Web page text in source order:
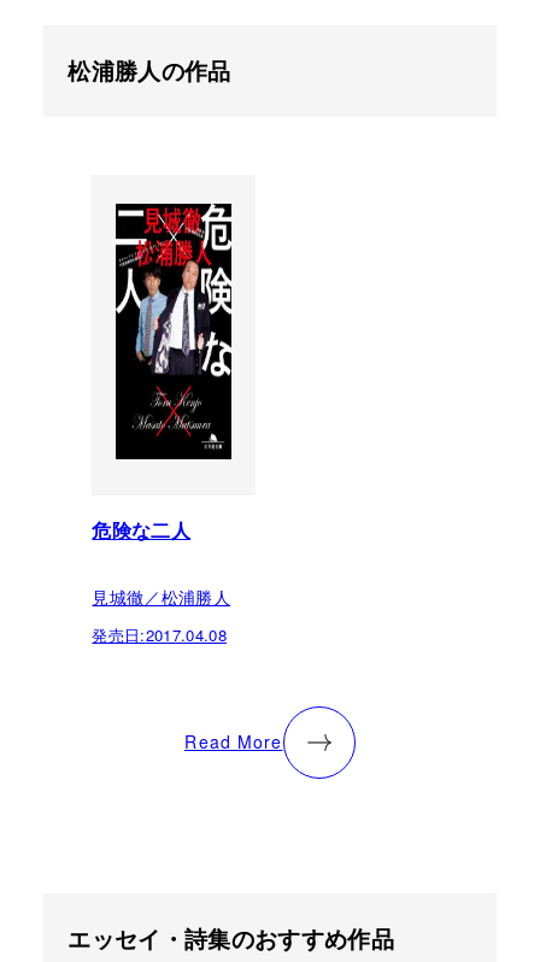
松浦勝人の作品
危険な二人
見城徹／松浦勝人
発売日:2017.04.08
Read More
エッセイ・詩集のおすすめ作品